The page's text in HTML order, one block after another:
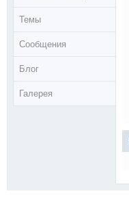
Темы
Сообщения
Блог
Галерея